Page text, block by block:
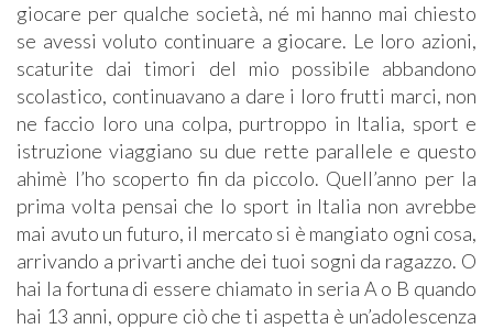
giocare per qualche società, né mi hanno mai chiesto
se avessi voluto continuare a giocare. Le loro azioni,
scaturite dai timori del mio possibile abbandono
scolastico, continuavano a dare i loro frutti marci, non
ne faccio loro una colpa, purtroppo in Italia, sport e
istruzione viaggiano su due rette parallele e questo
ahimè l’ho scoperto fin da piccolo. Quell’anno per la
prima volta pensai che lo sport in Italia non avrebbe
mai avuto un futuro, il mercato si è mangiato ogni cosa,
arrivando a privarti anche dei tuoi sogni da ragazzo. O
hai la fortuna di essere chiamato in seria A o B quando
hai 13 anni, oppure ciò che ti aspetta è un’adolescenza